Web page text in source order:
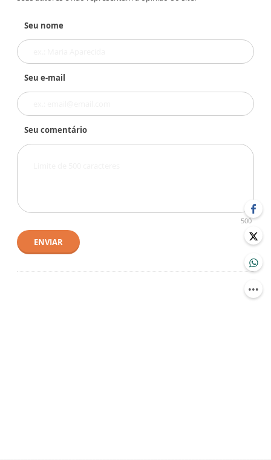
Seu nome
Seu e-mail
Seu comentário
500
ENVIAR